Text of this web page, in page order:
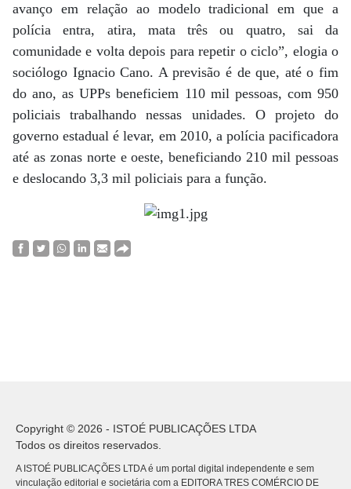
avanço em relação ao modelo tradicional em que a
polícia entra, atira, mata três ou quatro, sai da
comunidade e volta depois para repetir o ciclo”, elogia o
sociólogo Ignacio Cano. A previsão é de que, até o fim
do ano, as UPPs beneficiem 110 mil pessoas, com 950
policiais trabalhando nessas unidades. O projeto do
governo estadual é levar, em 2010, a polícia pacificadora
até as zonas norte e oeste, beneficiando 210 mil pessoas
e deslocando 3,3 mil policiais para a função.
Copyright © 2026 - ISTOÉ PUBLICAÇÕES LTDA
Todos os direitos reservados.
A ISTOÉ PUBLICAÇÕES LTDA é um portal digital independente e sem
vinculação editorial e societária com a EDITORA TRES COMÉRCIO DE